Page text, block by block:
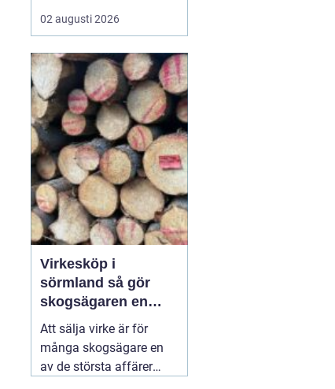
innerväggar och tak i
både bostäder och
skapar släta ytor, är
enkla att anpassa och
går att kombinera med
krav på ljud, brand och
fukt. I modern
byggproduktion ses de ...
02 augusti 2026
Virkesköp i
sörmland så gör
skogsägaren en
trygg och lönsam
affär
Att sälja virke är för
många skogsägare en
av de största affärer